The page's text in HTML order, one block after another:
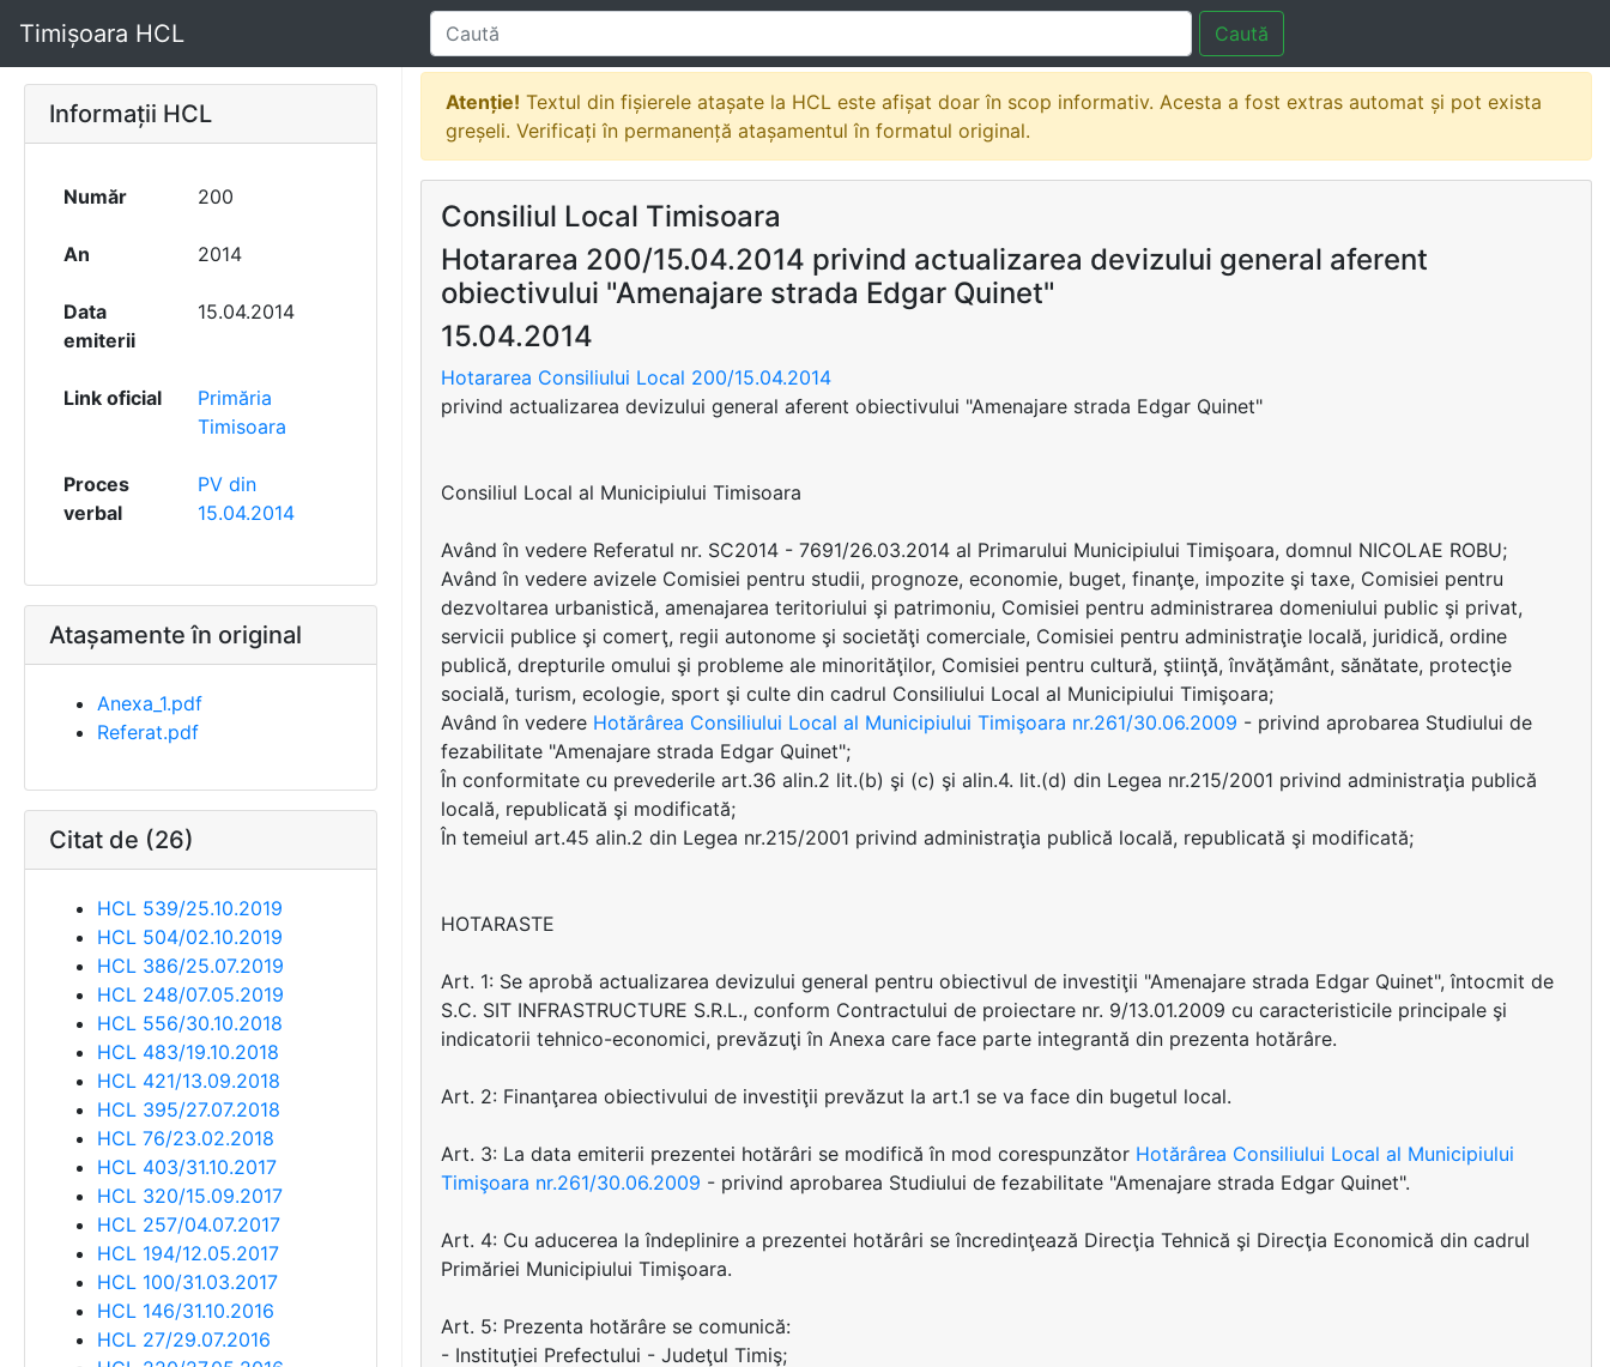
Timișoara HCL Caută
Informații HCL
Număr 200
An 2014
Data
emiterii
15.04.2014
Link oficial
Primăria
Timisoara
Proces
verbal
PV din
15.04.2014
Atașamente în original
Anexa_1.pdf
Referat.pdf
Citat de (26)
HCL 539/25.10.2019
HCL 504/02.10.2019
HCL 386/25.07.2019
HCL 248/07.05.2019
HCL 556/30.10.2018
HCL 483/19.10.2018
HCL 421/13.09.2018
HCL 395/27.07.2018
HCL 76/23.02.2018
HCL 403/31.10.2017
HCL 320/15.09.2017
HCL 257/04.07.2017
HCL 194/12.05.2017
HCL 100/31.03.2017
HCL 146/31.10.2016
HCL 27/29.07.2016
Atenție! Textul din fișierele atașate la HCL este afișat doar în scop informativ. Acesta a fost extras automat și pot exista
greșeli. Verificați în permanență atașamentul în formatul original.
Consiliul Local Timisoara
Hotararea 200/15.04.2014 privind actualizarea devizului general aferent
obiectivului "Amenajare strada Edgar Quinet"
15.04.2014
Hotararea Consiliului Local 200/15.04.2014
privind actualizarea devizului general aferent obiectivului "Amenajare strada Edgar Quinet"
Consiliul Local al Municipiului Timisoara
Având în vedere Referatul nr. SC2014 - 7691/26.03.2014 al Primarului Municipiului Timişoara, domnul NICOLAE ROBU;
Având în vedere avizele Comisiei pentru studii, prognoze, economie, buget, finanţe, impozite şi taxe, Comisiei pentru
dezvoltarea urbanistică, amenajarea teritoriului şi patrimoniu, Comisiei pentru administrarea domeniului public şi privat,
servicii publice şi comerţ, regii autonome şi societăţi comerciale, Comisiei pentru administraţie locală, juridică, ordine
publică, drepturile omului şi probleme ale minorităţilor, Comisiei pentru cultură, ştiinţă, învăţământ, sănătate, protecţie
socială, turism, ecologie, sport şi culte din cadrul Consiliului Local al Municipiului Timişoara;
Având în vedere Hotărârea Consiliului Local al Municipiului Timişoara nr.261/30.06.2009 - privind aprobarea Studiului de
fezabilitate "Amenajare strada Edgar Quinet";
În conformitate cu prevederile art.36 alin.2 lit.(b) şi (c) şi alin.4. lit.(d) din Legea nr.215/2001 privind administraţia publică
locală, republicată şi modificată;
În temeiul art.45 alin.2 din Legea nr.215/2001 privind administraţia publică locală, republicată şi modificată;
HOTARASTE
Art. 1: Se aprobă actualizarea devizului general pentru obiectivul de investiţii "Amenajare strada Edgar Quinet", întocmit de
S.C. SIT INFRASTRUCTURE S.R.L., conform Contractului de proiectare nr. 9/13.01.2009 cu caracteristicile principale şi
indicatorii tehnico-economici, prevăzuţi în Anexa care face parte integrantă din prezenta hotărâre.
Art. 2: Finanţarea obiectivului de investiţii prevăzut la art.1 se va face din bugetul local.
Art. 3: La data emiterii prezentei hotărâri se modifică în mod corespunzător Hotărârea Consiliului Local al Municipiului
Timişoara nr.261/30.06.2009 - privind aprobarea Studiului de fezabilitate "Amenajare strada Edgar Quinet".
Art. 4: Cu aducerea la îndeplinire a prezentei hotărâri se încredinţează Direcţia Tehnică şi Direcţia Economică din cadrul
Primăriei Municipiului Timişoara.
Art. 5: Prezenta hotărâre se comunică:
- Instituţiei Prefectului - Judeţul Timiş;